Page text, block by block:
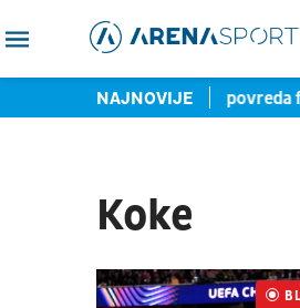
NAJNOVIJE
pred potpisom Teška povreda
Koke